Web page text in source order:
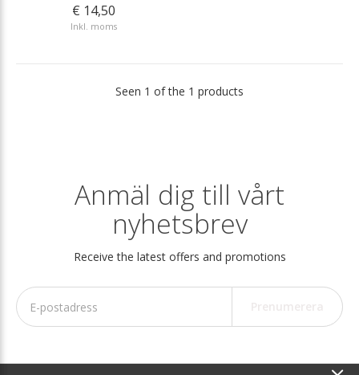
€ 14,50
Inkl. moms
Seen 1 of the 1 products
Anmäl dig till vårt
nyhetsbrev
Receive the latest offers and promotions